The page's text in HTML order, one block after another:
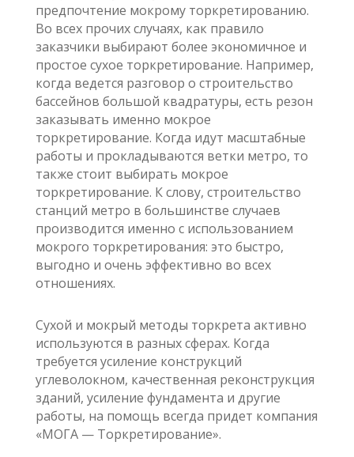
предпочтение мокрому торкретированию.
Во всех прочих случаях, как правило
заказчики выбирают более экономичное и
простое сухое торкретирование. Например,
когда ведется разговор о строительство
бассейнов большой квадратуры, есть резон
заказывать именно мокрое
торкретирование. Когда идут масштабные
работы и прокладываются ветки метро, то
также стоит выбирать мокрое
торкретирование. К слову, строительство
станций метро в большинстве случаев
производится именно с использованием
мокрого торкретирования: это быстро,
выгодно и очень эффективно во всех
отношениях.
Сухой и мокрый методы торкрета активно
используются в разных сферах. Когда
требуется усиление конструкций
углеволокном, качественная реконструкция
зданий, усиление фундамента и другие
работы, на помощь всегда придет компания
«МОГА — Торкретирование».